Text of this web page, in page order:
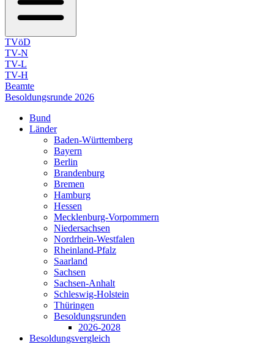
TVöD
TV-N
TV-L
TV-H
Beamte
Besoldungsrunde 2026
Bund
Länder
Baden-Württemberg
Bayern
Berlin
Brandenburg
Bremen
Hamburg
Hessen
Mecklenburg-Vorpommern
Niedersachsen
Nordrhein-Westfalen
Rheinland-Pfalz
Saarland
Sachsen
Sachsen-Anhalt
Schleswig-Holstein
Thüringen
Besoldungsrunden
2026-2028
Besoldungsvergleich